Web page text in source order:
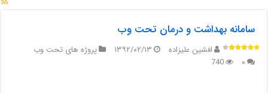
سامانه بهداشت و درمان تحت وب
افشین علیزاده ۱۳۹۲/۰۲/۱۳
پروژه های تحت وب
۰
740